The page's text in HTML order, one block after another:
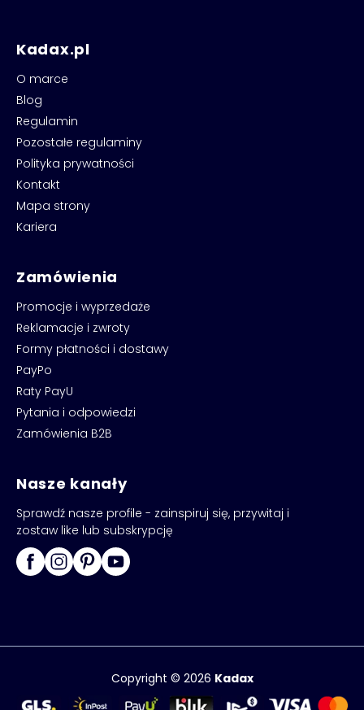
Kadax.pl
O marce
Blog
Regulamin
Pozostałe regulaminy
Polityka prywatności
Kontakt
Mapa strony
Kariera
Zamówienia
Promocje i wyprzedaże
Reklamacje i zwroty
Formy płatności i dostawy
PayPo
Raty PayU
Pytania i odpowiedzi
Zamówienia B2B
Nasze kanały
Sprawdź nasze profile - zainspiruj się, przywitaj i
zostaw like lub subskrypcję
Copyright © 2026 Kadax